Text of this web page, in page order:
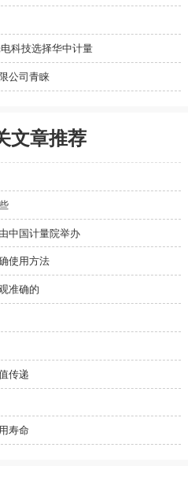
科技选择华中计量
公司青睐
文章推荐
中国计量院举办
使用方法
准确的
传递
寿命